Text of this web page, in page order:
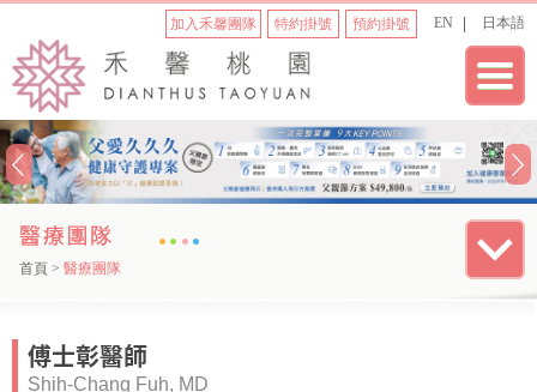
日本語
EN
加入禾馨團隊 預約掛號
特約掛號
首頁 > 醫療團隊
傅士彰醫師
Shih-Chang Fuh, MD